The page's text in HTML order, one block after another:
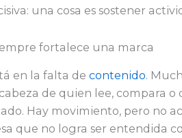
una cosa es sostener
fortalece una marca
en la falta de contenido.
de quien lee, compara
Hay movimiento, pero no
que no logra ser entendida